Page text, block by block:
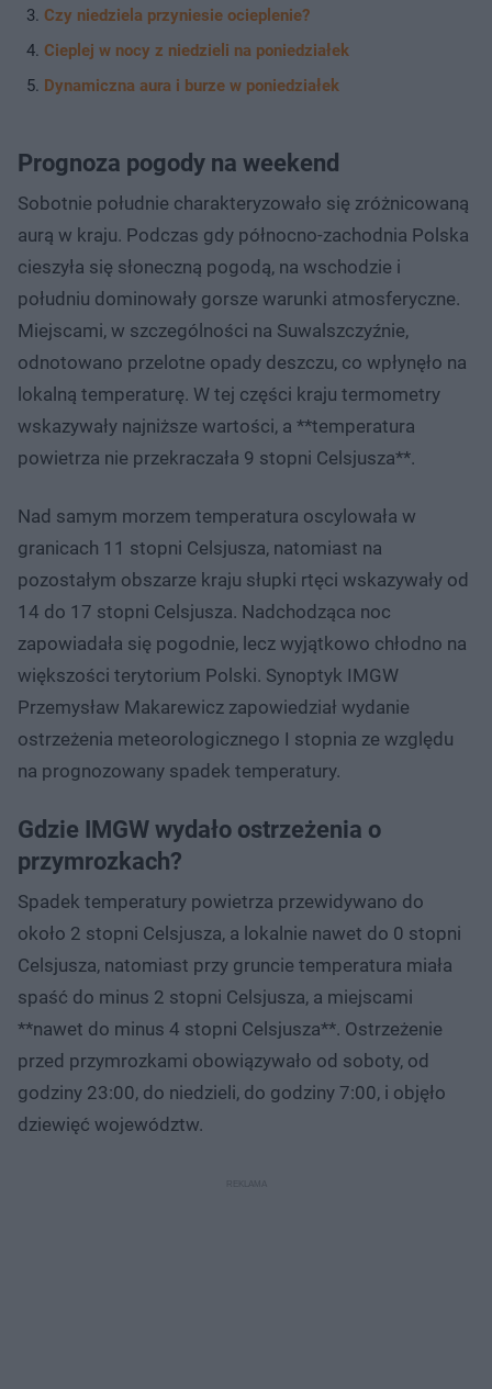
Czy niedziela przyniesie ocieplenie?
Cieplej w nocy z niedzieli na poniedziałek
Dynamiczna aura i burze w poniedziałek
Prognoza pogody na weekend
Sobotnie południe charakteryzowało się zróżnicowaną
aurą w kraju. Podczas gdy północno-zachodnia Polska
cieszyła się słoneczną pogodą, na wschodzie i
południu dominowały gorsze warunki atmosferyczne.
Miejscami, w szczególności na Suwalszczyźnie,
odnotowano przelotne opady deszczu, co wpłynęło na
lokalną temperaturę. W tej części kraju termometry
wskazywały najniższe wartości, a **temperatura
powietrza nie przekraczała 9 stopni Celsjusza**.
Nad samym morzem temperatura oscylowała w
granicach 11 stopni Celsjusza, natomiast na
pozostałym obszarze kraju słupki rtęci wskazywały od
14 do 17 stopni Celsjusza. Nadchodząca noc
zapowiadała się pogodnie, lecz wyjątkowo chłodno na
większości terytorium Polski. Synoptyk IMGW
Przemysław Makarewicz zapowiedział wydanie
ostrzeżenia meteorologicznego I stopnia ze względu
na prognozowany spadek temperatury.
Gdzie IMGW wydało ostrzeżenia o
przymrozkach?
Spadek temperatury powietrza przewidywano do
około 2 stopni Celsjusza, a lokalnie nawet do 0 stopni
Celsjusza, natomiast przy gruncie temperatura miała
spaść do minus 2 stopni Celsjusza, a miejscami
**nawet do minus 4 stopni Celsjusza**. Ostrzeżenie
przed przymrozkami obowiązywało od soboty, od
godziny 23:00, do niedzieli, do godziny 7:00, i objęło
dziewięć województw.